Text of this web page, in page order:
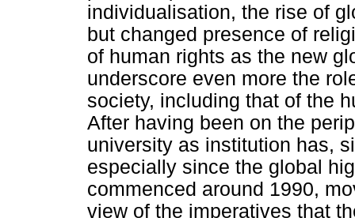
individualisation, the rise of
but changed presence of
of human rights as the new
underscore even more the
society, including that of the
After having been on the
university as institution has,
especially since the global
commenced around 1990,
view of the imperatives that